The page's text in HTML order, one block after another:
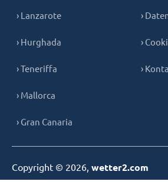
› Lanzarote
› Hurghada
› Teneriffa
› Mallorca
› Gran Canaria
›
›
›
Copyright © 2026, wetter2.com